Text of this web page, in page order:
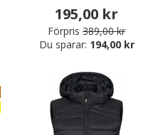
195,00 kr
Förpris 389,00 kr
Du sparar: 194,00 kr